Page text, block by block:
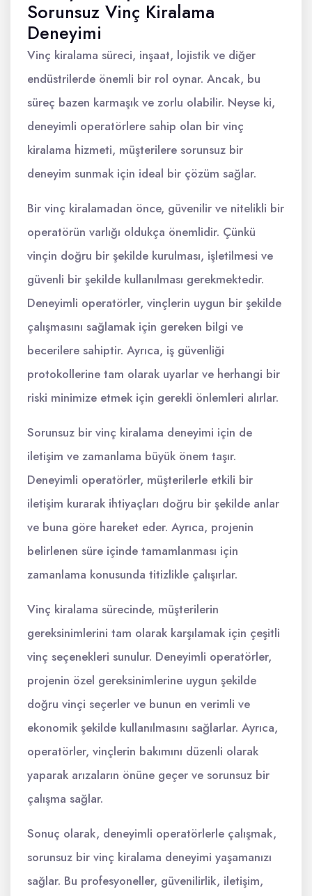
Sorunsuz Vinç Kiralama
Deneyimi
Vinç kiralama süreci, inşaat, lojistik ve diğer
endüstrilerde önemli bir rol oynar. Ancak, bu
süreç bazen karmaşık ve zorlu olabilir. Neyse ki,
deneyimli operatörlere sahip olan bir vinç
kiralama hizmeti, müşterilere sorunsuz bir
deneyim sunmak için ideal bir çözüm sağlar.
Bir vinç kiralamadan önce, güvenilir ve nitelikli bir
operatörün varlığı oldukça önemlidir. Çünkü
vinçin doğru bir şekilde kurulması, işletilmesi ve
güvenli bir şekilde kullanılması gerekmektedir.
Deneyimli operatörler, vinçlerin uygun bir şekilde
çalışmasını sağlamak için gereken bilgi ve
becerilere sahiptir. Ayrıca, iş güvenliği
protokollerine tam olarak uyarlar ve herhangi bir
riski minimize etmek için gerekli önlemleri alırlar.
Sorunsuz bir vinç kiralama deneyimi için de
iletişim ve zamanlama büyük önem taşır.
Deneyimli operatörler, müşterilerle etkili bir
iletişim kurarak ihtiyaçları doğru bir şekilde anlar
ve buna göre hareket eder. Ayrıca, projenin
belirlenen süre içinde tamamlanması için
zamanlama konusunda titizlikle çalışırlar.
Vinç kiralama sürecinde, müşterilerin
gereksinimlerini tam olarak karşılamak için çeşitli
vinç seçenekleri sunulur. Deneyimli operatörler,
projenin özel gereksinimlerine uygun şekilde
doğru vinçi seçerler ve bunun en verimli ve
ekonomik şekilde kullanılmasını sağlarlar. Ayrıca,
operatörler, vinçlerin bakımını düzenli olarak
yaparak arızaların önüne geçer ve sorunsuz bir
çalışma sağlar.
Sonuç olarak, deneyimli operatörlerle çalışmak,
sorunsuz bir vinç kiralama deneyimi yaşamanızı
sağlar. Bu profesyoneller, güvenilirlik, iletişim,